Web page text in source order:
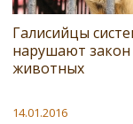
Галисийцы
нарушают
животных
14.01.2016